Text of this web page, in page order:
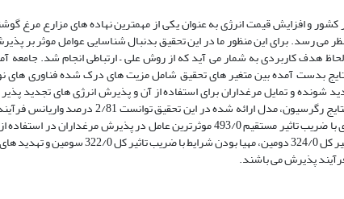
کشور و افزایش قیمت انرژی به عنوان یکی از مهمترین نهاده های مزارع مرغ
رسد. برای این منظور ما در این تحقیق بدنبال شناسایی عوامل موثر بر
هدف کاربردی به شمار می آید که از روش علی – ارتباطی انجام شد. جامعه
بدست آمده بین متغیر های تحقیق شامل مزیت های درک شده فناوری های
شونده و تمایل مرغداران برای استفاده از آن و پذیرش انرژی های
گرمسار رابطه معنی داری وجود داشت. بر اساس نتایج
تحلیل مسیر نشان داد که عوامل تمایل به بکارگیری با ضریب تاثیر مستقیم 493/0
های درک شده فناوری انرژی های نوین با ضریب